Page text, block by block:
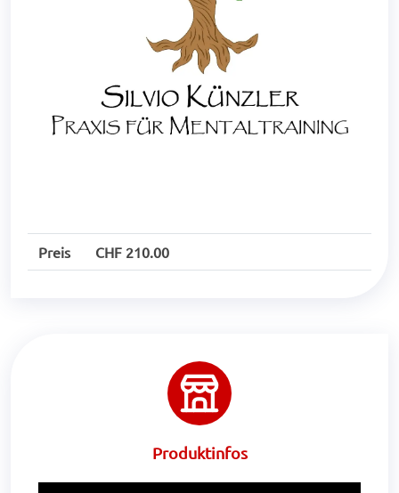
Preis CHF 210.00
Produktinfos